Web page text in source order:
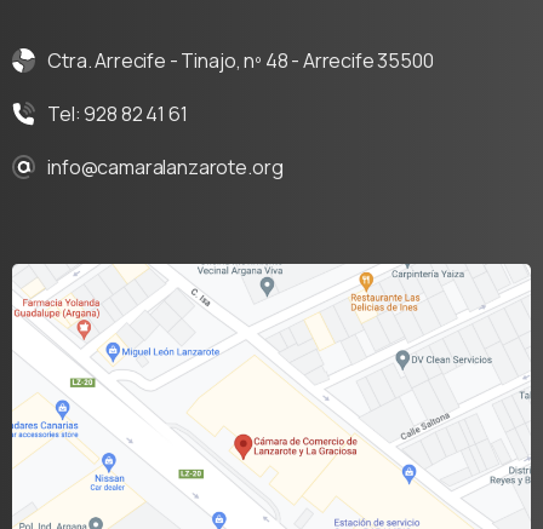
Ctra. Arrecife - Tinajo, nº 48 - Arrecife 35500
Tel: 928 82 41 61
info@camaralanzarote.org